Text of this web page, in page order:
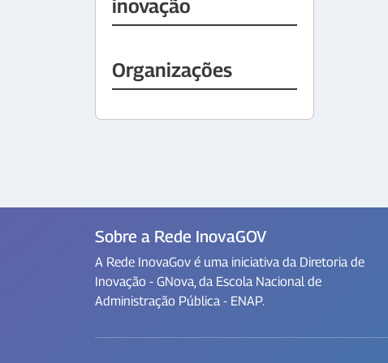
inovação
Organizações
Sobre a Rede InovaGOV
A Rede InovaGov é uma iniciativa da Diretoria de
Inovação - GNova, da Escola Nacional de
Administração Pública - ENAP.